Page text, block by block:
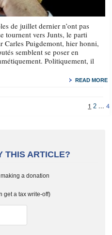
de juillet dernier n’ont pas
tournent vers Junts, le parti
Carles Puigdemont, hier honni,
semblent se poser en
Politiquement, il
READ MORE
1 2 ...4
THIS ARTICLE?
a donation
get a tax write-off)